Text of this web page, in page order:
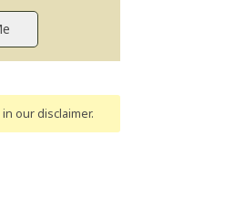
in our disclaimer.